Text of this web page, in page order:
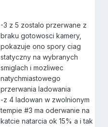
-3 z 5 zostalo przerwane z
braku gotowosci kamery,
pokazuje ono spory ciag
statyczny na wybranych
smiglach i mozliwec
natychmiastowego
przerwania ladowania
-z 4 ladowan w zwolnionym
tempie #3 ma oderwanie na
katcie natarcia ok 15% a i tak